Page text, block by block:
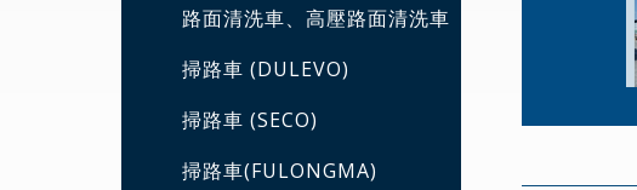
路面清洗車、高壓路面清洗車
掃路車 (DULEVO)
掃路車 (SECO)
掃路車(FULONGMA)